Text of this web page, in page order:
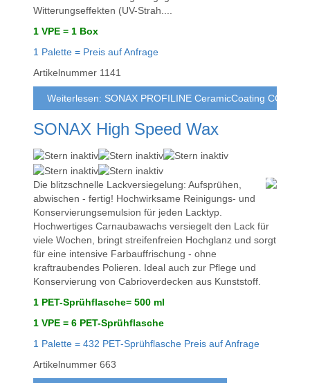
Witterungseffekten (UV-Strah....
1 VPE = 1 Box
1 Palette = Preis auf Anfrage
Artikelnummer 1141
Weiterlesen: SONAX PROFILINE CeramicCoating CC36
SONAX High Speed Wax
Die blitzschnelle Lackversiegelung: Aufsprühen,
abwischen - fertig! Hochwirksame Reinigungs- und
Konservierungsemulsion für jeden Lacktyp.
Hochwertiges Carnaubawachs versiegelt den Lack für
viele Wochen, bringt streifenfreien Hochglanz und sorgt
für eine intensive Farbauffrischung - ohne
kraftraubendes Polieren. Ideal auch zur Pflege und
Konservierung von Cabrioverdecken aus Kunststoff.
1 PET-Sprühflasche= 500 ml
1 VPE = 6 PET-Sprühflasche
1 Palette = 432 PET-Sprühflasche Preis auf Anfrage
Artikelnummer 663